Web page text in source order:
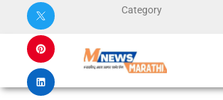
Category